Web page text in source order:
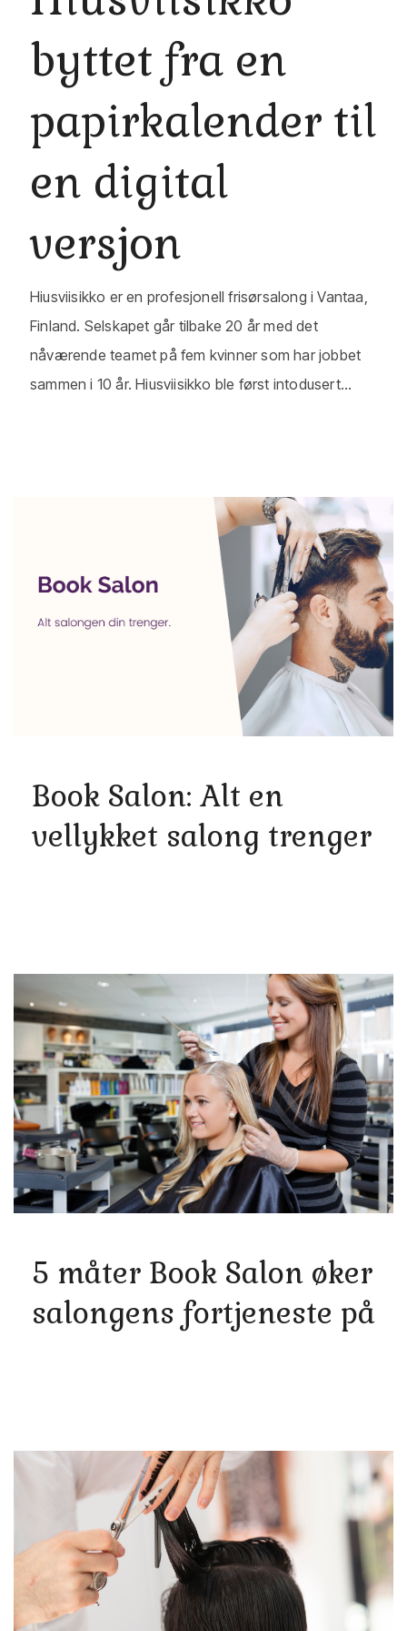
byttet fra en
papirkalender til
en digital
versjon
Hiusviisikko er en profesjonell frisørsalong i Vantaa,
Finland. Selskapet går tilbake 20 år med det
nåværende teamet på fem kvinner som har jobbet
sammen i 10 år. Hiusviisikko ble først intodusert...
Book Salon: Alt en
vellykket salong trenger
5 måter Book Salon øker
salongens fortjeneste på